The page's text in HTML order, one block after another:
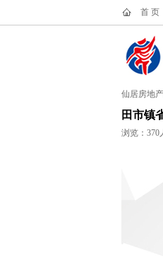
首 页
仙居房地
田市镇
浏览： 370